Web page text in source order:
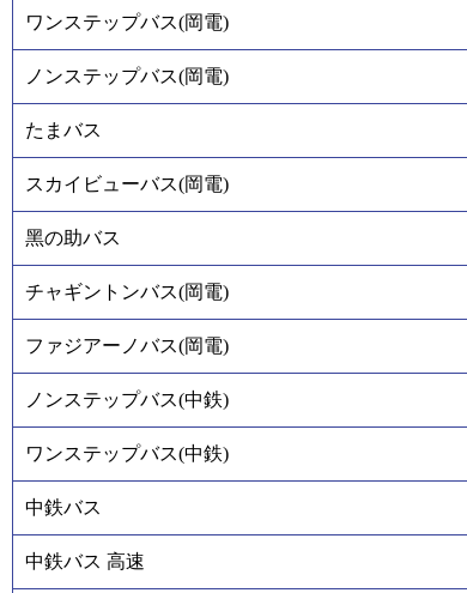
ワンステップバス(岡電)
ノンステップバス(岡電)
たまバス
スカイビューバス(岡電)
黑の助バス
チャギントンバス(岡電)
ファジアーノバス(岡電)
ノンステップバス(中鉄)
ワンステップバス(中鉄)
中鉄バス
中鉄バス 高速